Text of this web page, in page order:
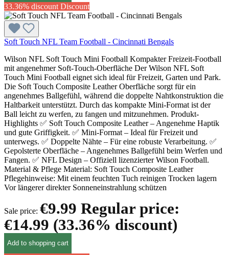
33.36% discount Discount
Soft Touch NFL Team Football - Cincinnati Bengals
Wilson NFL Soft Touch Mini Football Kompakter Freizeit-Football
mit angenehmer Soft-Touch-Oberfläche Der Wilson NFL Soft
Touch Mini Football eignet sich ideal für Freizeit, Garten und Park.
Die Soft Touch Composite Leather Oberfläche sorgt für ein
angenehmes Ballgefühl, während die doppelte Nahtkonstruktion die
Haltbarkeit unterstützt. Durch das kompakte Mini-Format ist der
Ball leicht zu werfen, zu fangen und mitzunehmen. Produkt-
Highlights ✅ Soft Touch Composite Leather – Angenehme Haptik
und gute Griffigkeit. ✅ Mini-Format – Ideal für Freizeit und
unterwegs. ✅ Doppelte Nähte – Für eine robuste Verarbeitung. ✅
Gepolsterte Oberfläche – Angenehmes Ballgefühl beim Werfen und
Fangen. ✅ NFL Design – Offiziell lizenzierter Wilson Football.
Material & Pflege Material: Soft Touch Composite Leather
Pflegehinweise: Mit einem feuchten Tuch reinigen Trocken lagern
Vor längerer direkter Sonneneinstrahlung schützen
Sale price: €9.99 Regular price:
€14.99 (33.36% discount)
Add to shopping cart